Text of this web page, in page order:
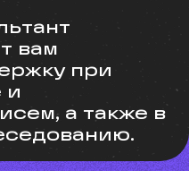
вам
при
и
а также в